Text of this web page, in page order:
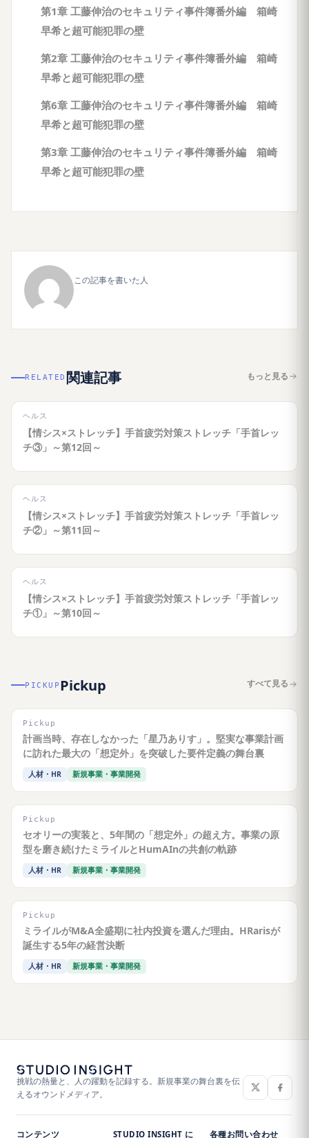
第1章 工藤伸治のセキュリティ事件簿番外編 箱崎
早希と超可能犯罪の壁
第2章 工藤伸治のセキュリティ事件簿番外編 箱崎
早希と超可能犯罪の壁
第6章 工藤伸治のセキュリティ事件簿番外編 箱崎
早希と超可能犯罪の壁
第3章 工藤伸治のセキュリティ事件簿番外編 箱崎
早希と超可能犯罪の壁
この記事を書いた人
RELATED 関連記事 もっと見る
ヘルス
【情シス×ストレッチ】手首疲労対策ストレッチ「手首レッ
チ③」～第12回～
ヘルス
【情シス×ストレッチ】手首疲労対策ストレッチ「手首レッ
チ②」～第11回～
ヘルス
【情シス×ストレッチ】手首疲労対策ストレッチ「手首レッ
チ①」～第10回～
PICKUP Pickup すべて見る
Pickup
計画当時、存在しなかった「星乃ありす」。堅実な事業計画
に訪れた最大の「想定外」を突破した要件定義の舞台裏
人材・HR 新規事業・事業開発
Pickup
セオリーの実装と、5年間の「想定外」の超え方。事業の原
型を磨き続けたミライルとHumAInの共創の軌跡
人材・HR 新規事業・事業開発
Pickup
ミライルがM&A全盛期に社内投資を選んだ理由。HRarisが
誕生する5年の経営決断
人材・HR 新規事業・事業開発
挑戦の熱量と、人の躍動を記録する。新規事業の舞台裏を伝
えるオウンドメディア。
コンテンツ STUDIO INSIGHT に 各種お問い合わせ